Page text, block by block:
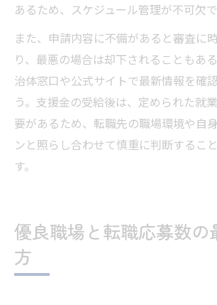
あるため、スケジュール管理が不可欠で
また、申請内容に不備があると審査に
り、最悪の場合は却下されることもあ
治体窓口や公式サイトで最新情報を確
う。支援金の受給後は、定められた就
要があるため、転職先の職場環境や自
ンと照らし合わせて慎重に判断するこ
す。
優良職場と転職応募数の
方